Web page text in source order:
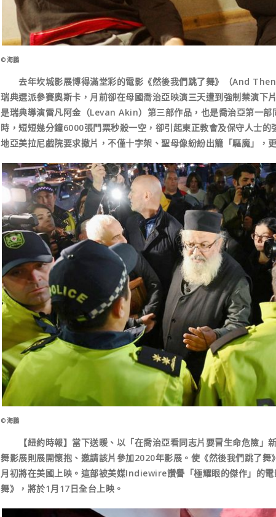
©海鵬
去年坎城影展博得滿堂彩的電影《然後我們跳了舞》（And
瑞典選派參賽奧斯卡，月前卻在母國喬治亞映演三天遭到強制禁演下
是瑞典導演雷凡阿金（Levan Akin）第三部作品，也是喬治亞第一部
時，短短幾分鐘6000張門票秒殺一空，卻引起東正教會及保守人士的
地亞美拉尼戲院要求撤片，不僅十字架、聖母像紛紛出籠「驅魔」，
©海鵬
【紐約時報】當下送暖、以「在喬治亞看同志片要冒生命危險」
舞影展則展開懷抱、邀請該片參加2020年影展。使《然後我們跳了舞
月初將在美國上映。這部被美媒Indiewire讚譽「極耀眼的傑作」的電
舞》，將於1月17日全台上映。